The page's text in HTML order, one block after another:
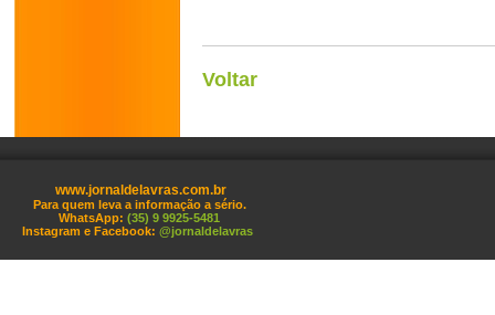
Voltar
www.jornaldelavras.com.br
Para quem leva a informação a sério.
WhatsApp: (35) 9 9925-5481
Instagram e Facebook: @jornaldelavras